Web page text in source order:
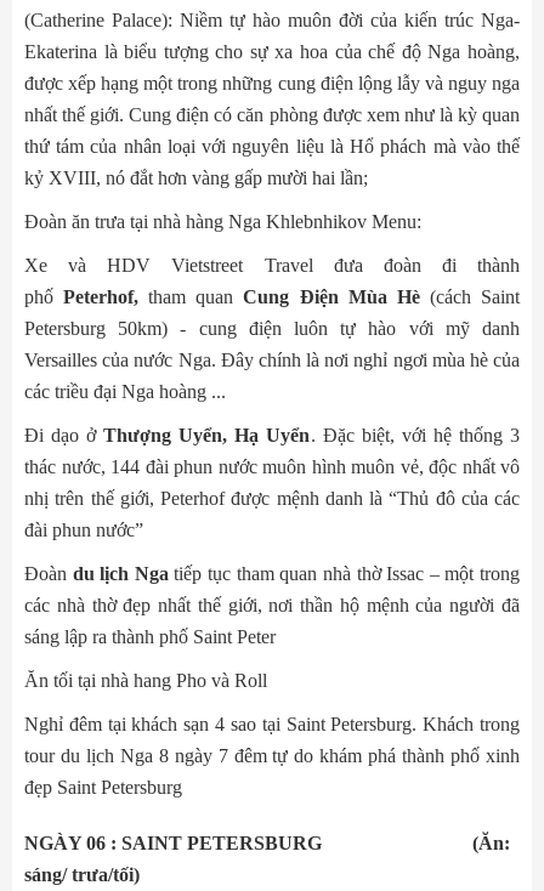
(Catherine Palace): Niềm tự hào muôn đời của kiến trúc Nga-
Ekaterina là biểu tượng cho sự xa hoa của chế độ Nga hoàng,
được xếp hạng một trong những cung điện lộng lẫy và nguy nga
nhất thế giới. Cung điện có căn phòng được xem như là kỳ quan
thứ tám của nhân loại với nguyên liệu là Hổ phách mà vào thế
kỷ XVIII, nó đắt hơn vàng gấp mười hai lần;
Đoàn ăn trưa tại nhà hàng Nga Khlebnhikov Menu:
Xe và HDV Vietstreet Travel đưa đoàn đi thành
phốPeterhof, tham quanCung Điện Mùa Hè (cách Saint
Petersburg 50km) - cung điện luôn tự hào với mỹ danh
Versailles của nước Nga. Đây chính là nơi nghỉ ngơi mùa hè của
các triều đại Nga hoàng ...
Đi dạo ởThượng Uyển, Hạ Uyển. Đặc biệt, với hệ thống 3
thác nước, 144 đài phun nước muôn hình muôn vẻ, độc nhất vô
nhị trên thế giới, Peterhof được mệnh danh là “Thủ đô của các
đài phun nước”
Đoàn du lịch Nga tiếp tục tham quan nhà thờ Issac – một trong
các nhà thờ đẹp nhất thế giới, nơi thần hộ mệnh của người đã
sáng lập ra thành phố Saint Peter
Ăn tối tại nhà hang Pho và Roll
Nghỉ đêm tại khách sạn 4 sao tại Saint Petersburg. Khách trong
tour du lịch Nga 8 ngày 7 đêm tự do khám phá thành phố xinh
đẹp Saint Petersburg
NGÀY 06 : SAINT PETERSBURG (Ăn:
sáng/ trưa/tối)